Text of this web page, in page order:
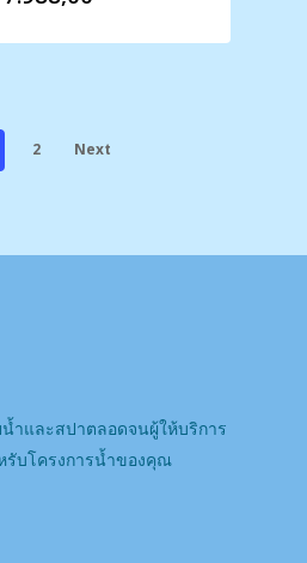
฿ 348,00
2 Next
ำและสปาตลอดจนผู้ให้บริการ
บโครงการน้ำของคุณ